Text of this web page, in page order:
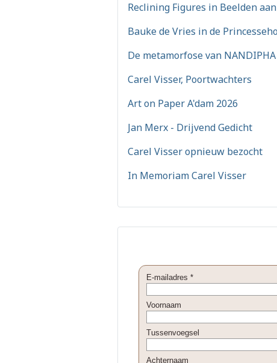
Reclining Figures in Beelden
Bauke de Vries in de
De metamorfose van
Carel Visser, Poortwachters
Art on Paper A'dam 2026
Jan Merx - Drijvend Gedicht
Carel Visser opnieuw bezocht
In Memoriam Carel Visser